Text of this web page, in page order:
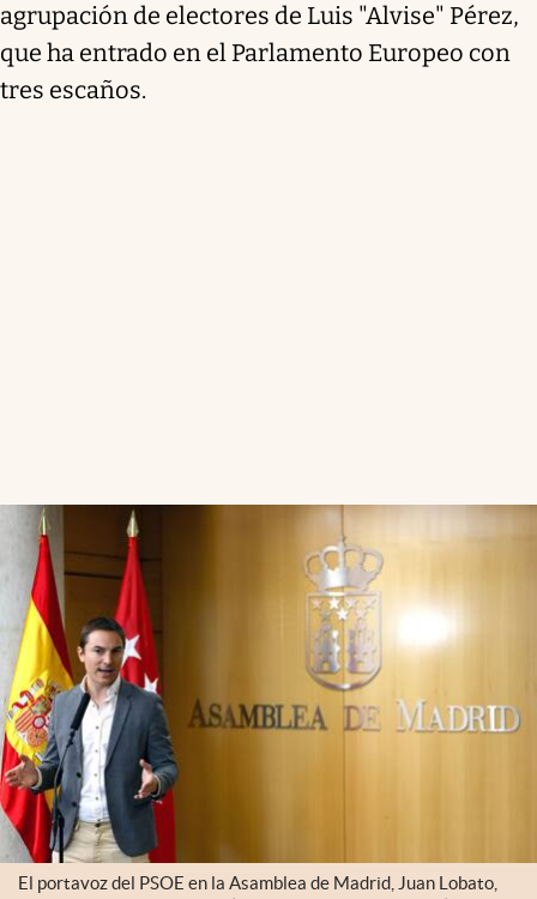
agrupación de electores de Luis "Alvise" Pérez,
que ha entrado en el Parlamento Europeo con
tres escaños.
El portavoz del PSOE en la Asamblea de Madrid, Juan Lobato,